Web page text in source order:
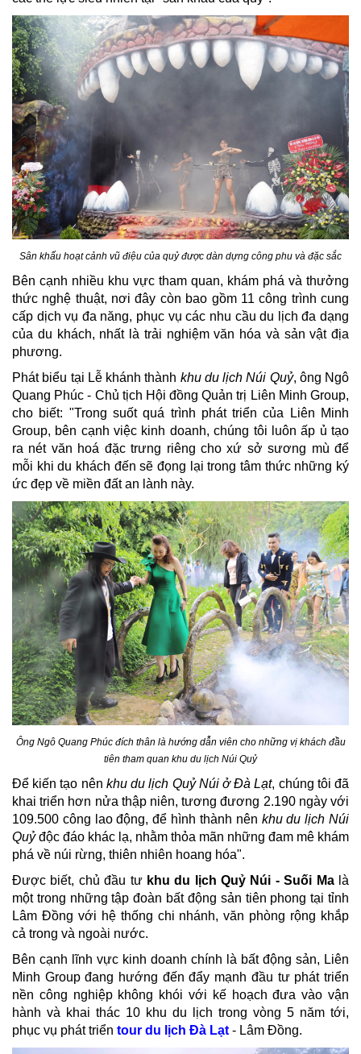
Sân khấu hoạt cảnh vũ điệu của quỷ được dàn dựng công phu và đặc sắc
Bên cạnh nhiều khu vực tham quan, khám phá và thưởng
thức nghệ thuật, nơi đây còn bao gồm 11 công trình cung
cấp dịch vụ đa năng, phục vụ các nhu cầu du lịch đa dạng
của du khách, nhất là trải nghiệm văn hóa và sản vật địa
phương.
Phát biểu tại Lễ khánh thành khu du lịch Núi Quỷ, ông Ngô
Quang Phúc - Chủ tịch Hội đồng Quản trị Liên Minh Group,
cho biết: "Trong suốt quá trình phát triển của Liên Minh
Group, bên cạnh việc kinh doanh, chúng tôi luôn ấp ủ tạo
ra nét văn hoá đặc trưng riêng cho xứ sở sương mù để
mỗi khi du khách đến sẽ đọng lại trong tâm thức những ký
ức đẹp về miền đất an lành này.
Ông Ngô Quang Phúc đích thân là hướng dẫn viên cho những vị khách đầu
tiên tham quan khu du lịch Núi Quỷ
Để kiến tạo nên khu du lịch Quỷ Núi ở Đà Lạt, chúng tôi đã
khai triển hơn nửa thập niên, tương đương 2.190 ngày với
109.500 công lao động, để hình thành nên khu du lịch Núi
Quỷđộc đáo khác lạ, nhằm thỏa mãn những đam mê khám
phá về núi rừng, thiên nhiên hoang hóa".
Được biết, chủ đầu tư khu du lịch Quỷ Núi - Suối Malà
một trong những tập đoàn bất động sản tiên phong tại tỉnh
Lâm Đồng với hệ thống chi nhánh, văn phòng rộng khắp
cả trong và ngoài nước.
Bên cạnh lĩnh vực kinh doanh chính là bất động sản, Liên
Minh Group đang hướng đến đẩy mạnh đầu tư phát triển
nền công nghiệp không khói với kế hoạch đưa vào vận
hành và khai thác 10 khu du lịch trong vòng 5 năm tới,
phục vụ phát triển tour du lịch Đà Lạt - Lâm Đồng.